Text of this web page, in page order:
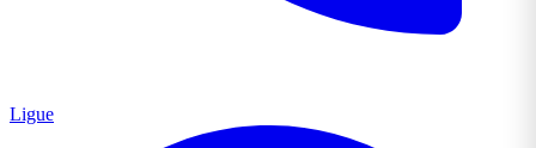
Ligue